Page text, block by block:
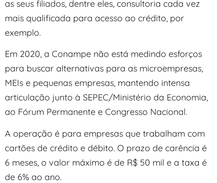
as seus filiados, dentre eles, consultoria cada vez
mais qualificada para acesso ao crédito, por
exemplo.
Em 2020, a Conampe não está medindo esforços
para buscar alternativas para as microempresas,
MEIs e pequenas empresas, mantendo intensa
articulação junto à SEPEC/Ministério da Economia,
ao Fórum Permanente e Congresso Nacional.
A operação é para empresas que trabalham com
cartões de crédito e débito. O prazo de carência é
6 meses, o valor máximo é de R$ 50 mil e a taxa é
de 6% ao ano.